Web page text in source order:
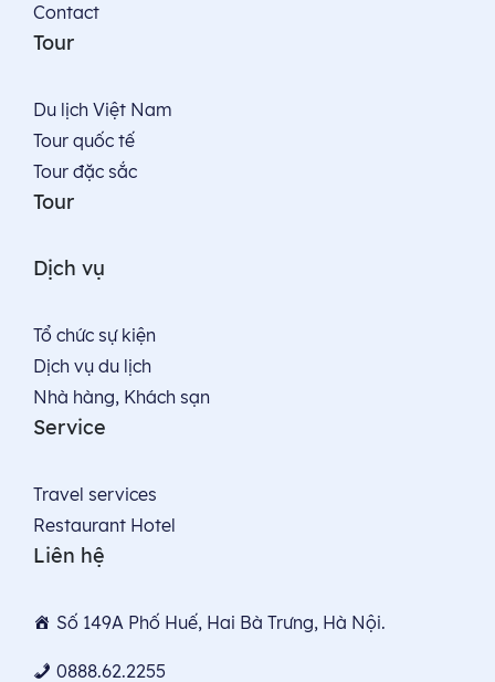
Contact
Tour
Du lịch Việt Nam
Tour quốc tế
Tour đặc sắc
Tour
Dịch vụ
Tổ chức sự kiện
Dịch vụ du lịch
Nhà hàng, Khách sạn
Service
Travel services
Restaurant Hotel
Liên hệ
Số 149A Phố Huế, Hai Bà Trưng, Hà Nội.
0888.62.2255